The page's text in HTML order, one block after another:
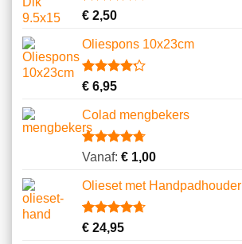
Gewaardeerd
5
gebaseerd
op
3
€2,50
Oliespons 10x23cm
Gewaardeerd
gebaseerd
op
9
klantbeoordelingen
€6,95
Colad mengbekers
Gewaardeerd
gebaseerd
op
8
klantbeoordelingen
Vanaf: €1,00
Olieset met Handpadhouder
Gewaardeerd
11
€24,95